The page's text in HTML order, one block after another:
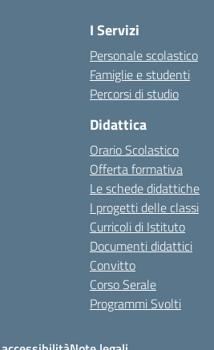
I Servizi
Personale scolastico
Famiglie e studenti
Percorsi di studio
Didattica
Orario Scolastico
Offerta formativa
Le schede didattiche
I progetti delle classi
Curricoli di Istituto
Documenti didattici
Convitto
Corso Serale
Programmi Svolti